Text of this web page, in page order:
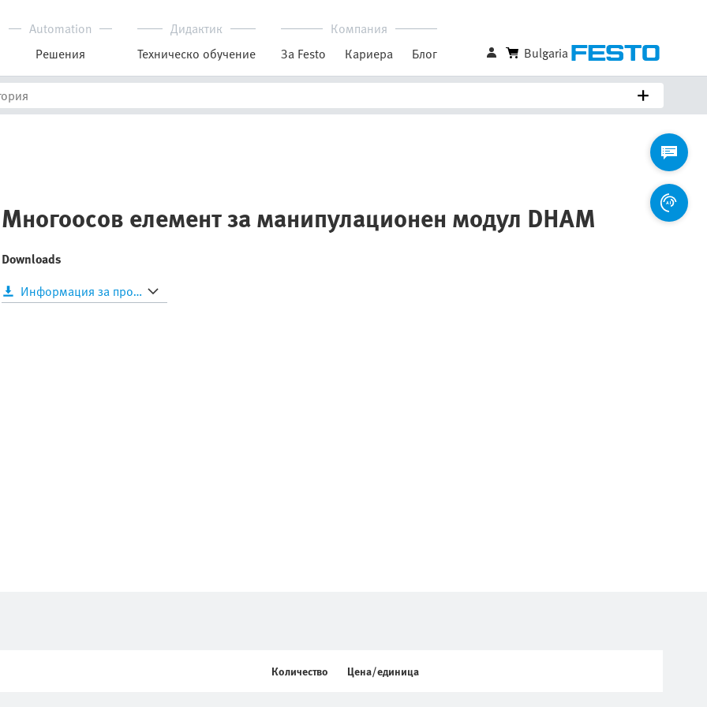
Automation
Решения
Дидактик
Техническо обучение
Компания
За Festo
Кариера Блог Bulgaria
Многоосов елемент за манипулационен модул DHAM
Downloads
Информация за продукта
Количество Цена/единица